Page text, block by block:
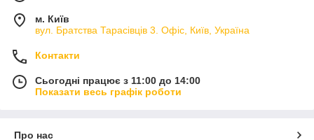
м. Київ
вул. Братства Тарасівців 3. Офіс, Київ, Україна
Контакти
Сьогодні працює з 11:00 до 14:00
Показати весь графік роботи
Про нас